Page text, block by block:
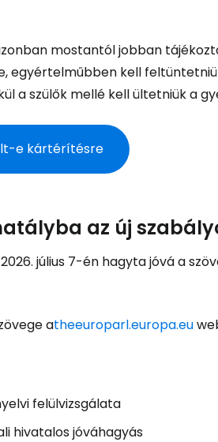
mostantól jobban
egyértelműbben kell
a szülők mellé kell ültetniük a
e kártérítésre
az új
július 7-én hagyta jóvá a
atheeuroparl.europa.eu
felülvizsgálata
hivatalos jóváhagyás